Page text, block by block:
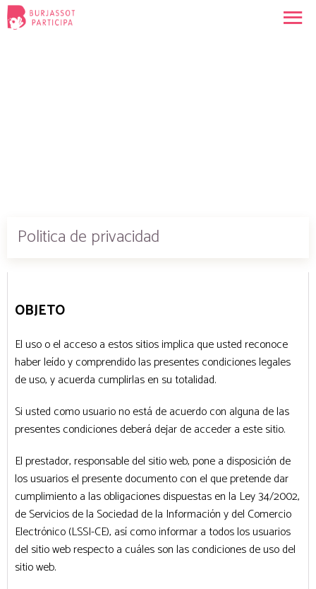
Politica de privacidad
OBJETO
El uso o el acceso a estos sitios implica que usted reconoce
haber leído y comprendido las presentes condiciones legales
de uso, y acuerda cumplirlas en su totalidad.
Si usted como usuario no está de acuerdo con alguna de las
presentes condiciones deberá dejar de acceder a este sitio.
El prestador, responsable del sitio web, pone a disposición de
los usuarios el presente documento con el que pretende dar
cumplimiento a las obligaciones dispuestas en la Ley 34/2002,
de Servicios de la Sociedad de la Información y del Comercio
Electrónico (LSSI-CE), así como informar a todos los usuarios
del sitio web respecto a cuáles son las condiciones de uso del
sitio web.